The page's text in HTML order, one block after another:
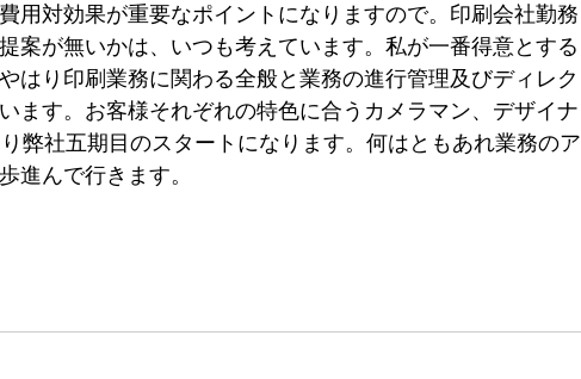
用対効果が重要なポイントになりますので。印刷会社勤務
案が無いかは、いつも考えています。私が一番得意とする
はり印刷業務に関わる全般と業務の進行管理及びディレク
ます。お客様それぞれの特色に合うカメラマン、デザイナ
弊社五期目のスタートになります。何はともあれ業務のア
進んで行きます。